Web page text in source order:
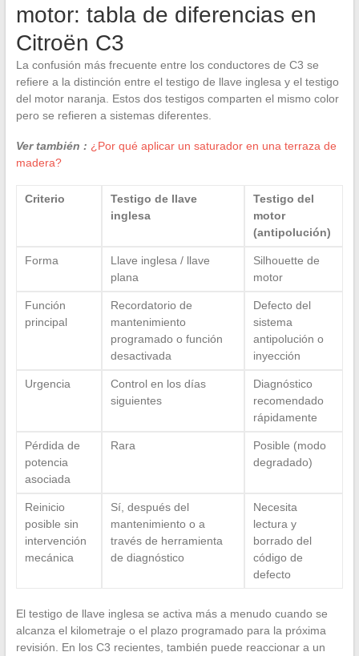
motor: tabla de diferencias en
Citroën C3
La confusión más frecuente entre los conductores de C3 se
refiere a la distinción entre el testigo de llave inglesa y el testigo
del motor naranja. Estos dos testigos comparten el mismo color
pero se refieren a sistemas diferentes.
Ver también : ¿Por qué aplicar un saturador en una terraza de
madera?
Criterio
Testigo de llave
inglesa
Testigo del
motor
(antipolución)
Forma
Llave inglesa / llave
plana
Silhouette de
motor
Función
principal
Recordatorio de
mantenimiento
programado o función
desactivada
Defecto del
sistema
antipolución o
inyección
Urgencia
Control en los días
siguientes
Diagnóstico
recomendado
rápidamente
Pérdida de
potencia
asociada
Rara
Posible (modo
degradado)
Reinicio
posible sin
intervención
mecánica
Sí, después del
mantenimiento o a
través de herramienta
de diagnóstico
Necesita
lectura y
borrado del
código de
defecto
El testigo de llave inglesa se activa más a menudo cuando se
alcanza el kilometraje o el plazo programado para la próxima
revisión. En los C3 recientes, también puede reaccionar a un